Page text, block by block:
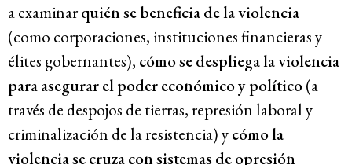
a examinarquién se beneficia de la violencia
(como corporaciones, instituciones financieras y
élites gobernantes), cómo se despliega la violencia
para asegurar el poder económico y político(a
través de despojos de tierras, represión laboral y
criminalización de la resistencia) ycómo la
violencia se cruza con sistemas de opresión